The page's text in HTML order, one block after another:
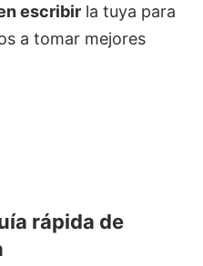
escribir la tuya para
a tomar mejores
rápida de